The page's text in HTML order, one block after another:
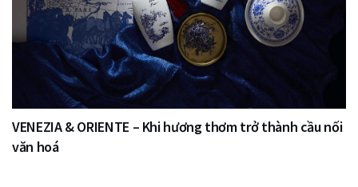
VENEZIA & ORIENTE – Khi hương thơm trở thành cầu nối
văn hoá